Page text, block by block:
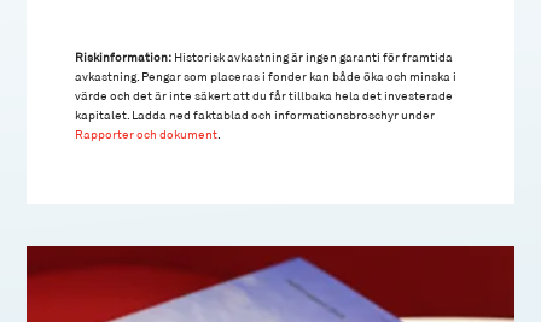
Riskinformation: Historisk avkastning är ingen garanti för framtida
avkastning. Pengar som placeras i fonder kan både öka och minska i
värde och det är inte säkert att du får tillbaka hela det investerade
kapitalet. Ladda ned faktablad och informationsbroschyr under
Rapporter och dokument